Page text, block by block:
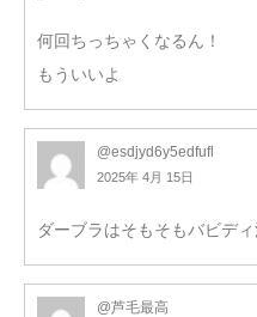
何回ちっちゃくなるん！
もういいよ
@esdjyd6y5edfufl
2025年 4月 15日
ダーブラはそもそもバビデ
@芦毛最高